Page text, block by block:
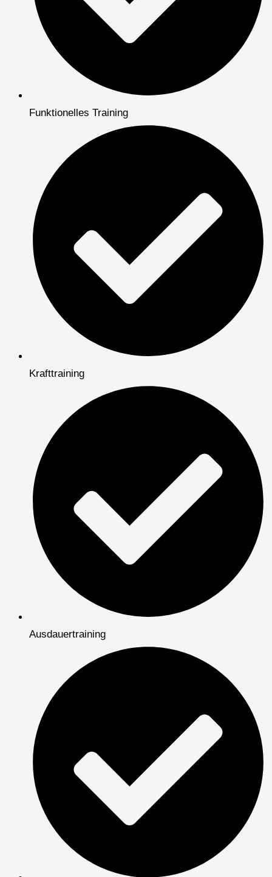
Funktionelles Training
Krafttraining
Ausdauertraining